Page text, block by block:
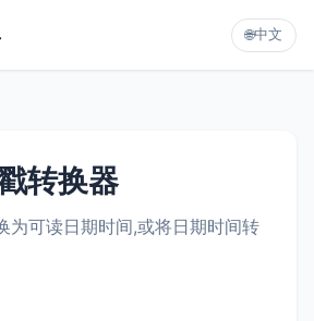
🌐中文
转换器
为可读日期时间,或将日期时间转